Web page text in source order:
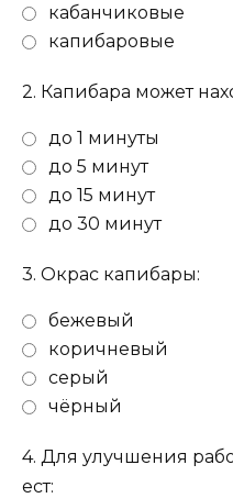
кабанчиковые
капибаровые
2. Капибара может
до 1 минуты
до 5 минут
до 15 минут
до 30 минут
3. Окрас капибары:
бежевый
коричневый
серый
чёрный
4. Для улучшения
ест: